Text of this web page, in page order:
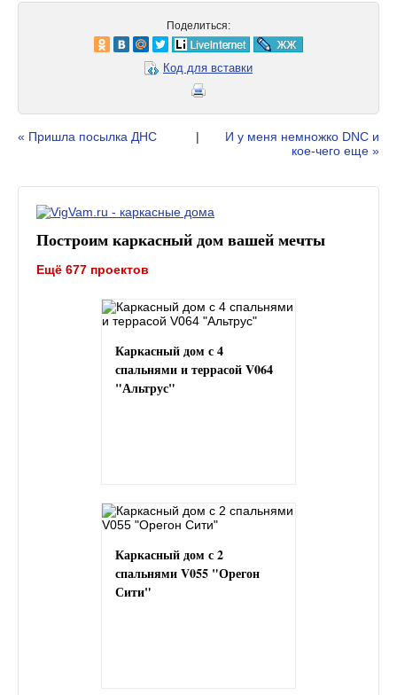
Поделиться:
Код для вставки
« Пришла посылка ДНС |
И у меня немножко DNC и
кое-чего еще »
Построим каркасный дом вашей мечты
Ещё 677 проектов
Каркасный дом с 4
спальнями и террасой V064
"Альтрус"
Каркасный дом с 2
спальнями V055 "Орегон
Сити"